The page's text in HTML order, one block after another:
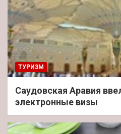
ТУРИЗМ
Саудовская Аравия
электронные визы